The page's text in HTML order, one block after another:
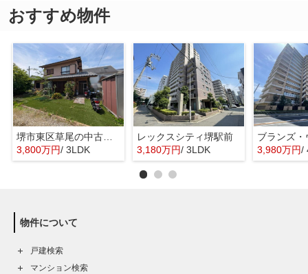
おすすめ物件
堺市東区草尾の中古一戸建
3,800万円/ 3LDK
レックスシティ堺駅前
3,180万円/ 3LDK 3,980万円/
物件について
戸建検索
マンション検索